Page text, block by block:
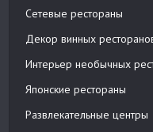
Сетевые рестораны
Декор винных
Интерьер необычных
Японские рестораны
Развлекательные центры